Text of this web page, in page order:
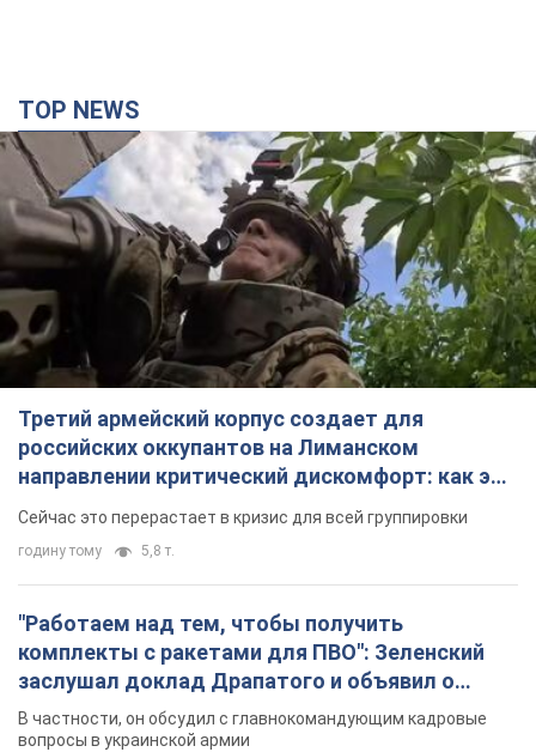
TOP NEWS
Третий армейский корпус создает для
российских оккупантов на Лиманском
направлении критический дискомфорт: как это
удалось
Сейчас это перерастает в кризис для всей группировки
годину тому 5,8 т.
"Работаем над тем, чтобы получить
комплекты с ракетами для ПВО": Зеленский
заслушал доклад Драпатого и объявил о
новых мерах
В частности, он обсудил с главнокомандующим кадровые
вопросы в украинской армии